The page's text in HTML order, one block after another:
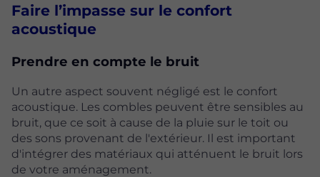
Faire l’impasse sur le confort
acoustique
Prendre en compte le bruit
Un autre aspect souvent négligé est le confort
acoustique. Les combles peuvent être sensibles au
bruit, que ce soit à cause de la pluie sur le toit ou
des sons provenant de l'extérieur. Il est important
d'intégrer des matériaux qui atténuent le bruit lors
de votre aménagement.